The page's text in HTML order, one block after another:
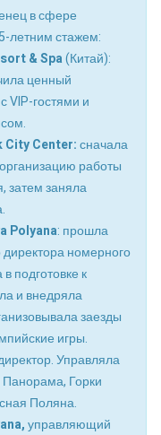
в сфере
летним стажем:
& Spa(Китай):
ценный
VIP-гостями и
Center:сначала
работы
затем заняла
Polyana: прошла
номерного
подготовке к
и внедряла
заезды
игры.
Управляла
Панорама, Горки
Поляна.
управляющий